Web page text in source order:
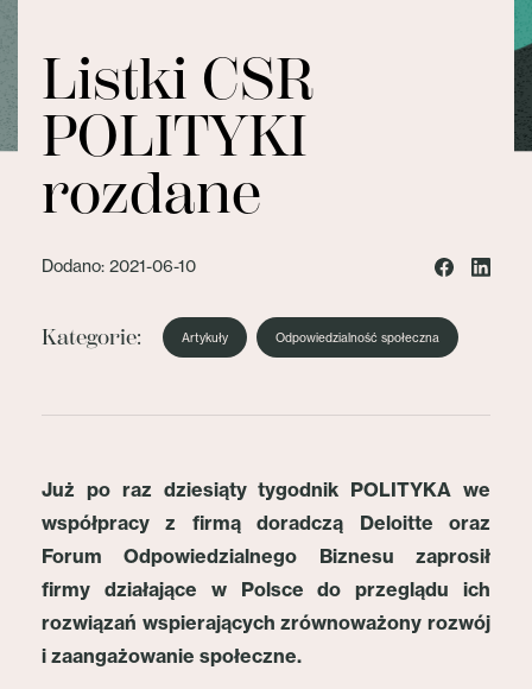
Listki CSR
POLITYKI
rozdane
Dodano: 2021-06-10
Kategorie: Artykuły Odpowiedzialność społeczna
Już po raz dziesiąty tygodnik POLITYKA we
współpracy z firmą doradczą Deloitte oraz
Forum Odpowiedzialnego Biznesu zaprosił
firmy działające w Polsce do przeglądu ich
rozwiązań wspierających zrównoważony rozwój
i zaangażowanie społeczne.